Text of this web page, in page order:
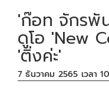
'ก๊อท จักรพั
ดูโอ 'New
'ติ่งค่ะ'
7 ธันวาคม 2565 เวลา